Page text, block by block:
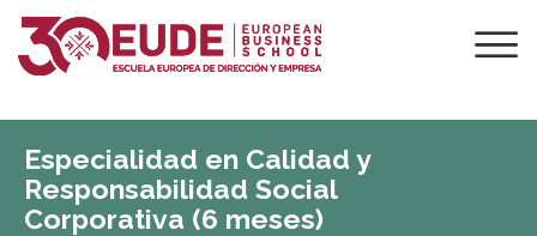
Especialidad en Calidad y
Responsabilidad Social
Corporativa (6 meses)